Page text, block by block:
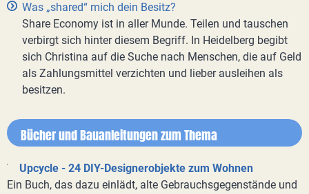
Was „shared“ mich dein Besitz?
Share Economy ist in aller Munde. Teilen und tauschen
verbirgt sich hinter diesem Begriff. In Heidelberg begibt
sich Christina auf die Suche nach Menschen, die auf Geld
als Zahlungsmittel verzichten und lieber ausleihen als
besitzen.
Bücher und Bauanleitungen zum Thema
Upcycle - 24 DIY-Designerobjekte zum Wohnen
Ein Buch, das dazu einlädt, alte Gebrauchsgegenstände und